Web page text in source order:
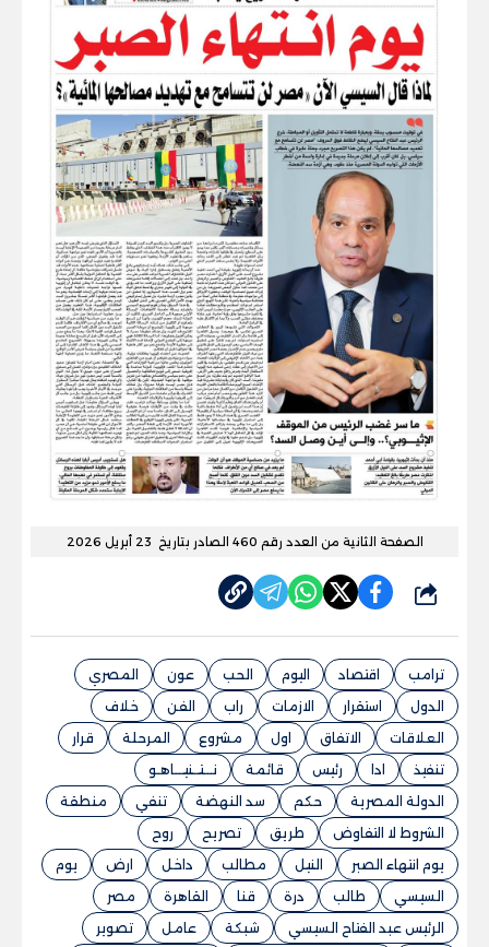
الصفحة الثانية من العدد رقم 460 الصادر بتاريخ 23 أبريل 2026
شارك
ترامب اقتصاد اليوم الحب عون
المصري
الدول
استقرار الازمات راب الفن
خلاف
العلاقات
الاتفاق اول مشروع المرحلة
قرار
تنفيذ
ادا رئيس قائمة
نـــتــنيـــاهـو
الدولة المصرية
حكم سد النهضة تنفي
منطقة
الشروط لا التفاوض
طريق تصريح
روح
يوم انتهاء الصبر
النيل مطالب داخل ارض
يوم
السيسي
طالب درة قنا القاهرة
مصر
الرئيس عبد الفتاح السيسي
شبكة عامل
تصوير